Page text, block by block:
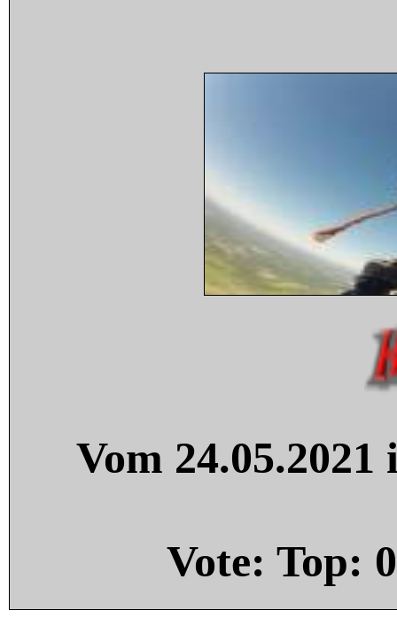
Vom
Vote: Top: 0